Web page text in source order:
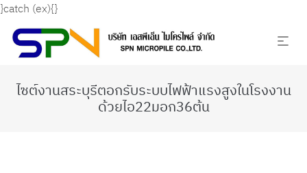
}catch (ex){}
ไซต์งานสระบุรีตอกรับระบบไฟฟ้าแรงสูงในโรงงาน
ด้วยไอ22มอก36ต้น